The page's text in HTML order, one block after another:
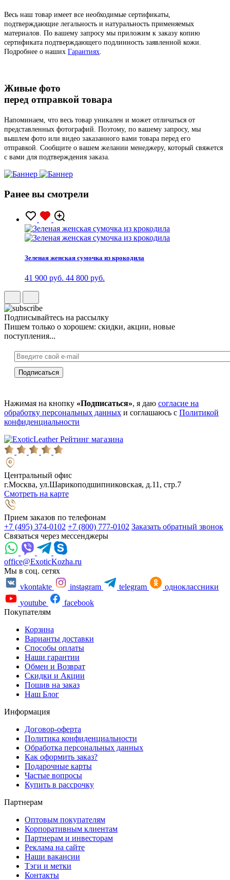
Весь наш товар имеет все необходимые сертификаты,
подтверждающие легальность и натуральность применяемых
материалов. По вашему запросу мы приложим к заказу копию
сертификата подтверждающего подлинность заявленной кожи.
Подробнее о наших Гарантиях
Живые фото
перед отправкой товара
Напоминаем, что весь товар уникален и может отличаться от
представленных фотографий. Поэтому, по вашему запросу, мы
вышлем фото или видео заказанного вами товара перед его
отправкой. Сообщите о вашем желании менеджеру, который свяжется
с вами для подтверждения заказа.
Ранее вы смотрели
Зеленая женская сумочка из крокодила
41 900 руб. 44 800 руб.
Подписывайтесь на рассылку
Пишем только о хорошем: скидки, акции, новые
поступления...
Нажимая на кнопку «Подписаться», я даю согласие на
обработку персональных данных и соглашаюсь с Политикой
конфиденциальности
Рейтинг магазина
Центральный офис
г.Москва, ул.Шарикоподшипниковская, д.11, стр.7
Смотреть на карте
Прием заказов по телефонам
+7 (495) 374-0102 +7 (800) 777-0102 Заказать обратный звонок
Связаться через мессенджеры
office@ExoticKozha.ru
Мы в соц. сетях
vkontakte
instagram telegram
одноклассники
youtube
facebook
Покупателям
Корзина
Варианты доставки
Способы оплаты
Наши гарантии
Обмен и Возврат
Скидки и Акции
Пошив на заказ
Наш Блог
Информация
Договор-оферта
Политика конфиденциальности
Обработка персональных данных
Как оформить заказ?
Подарочные карты
Частые вопросы
Купить в рассрочку
Партнерам
Оптовым покупателям
Корпоративным клиентам
Партнерам и инвесторам
Реклама на сайте
Наши вакансии
Тэги и метки
Контакты